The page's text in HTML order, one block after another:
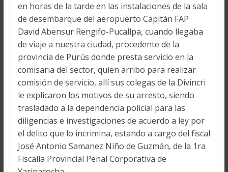
en horas de la tarde en las instalaciones de la sala
de desembarque del aeropuerto Capitán FAP
David Abensur Rengifo-Pucallpa, cuando llegaba
de viaje a nuestra ciudad, procedente de la
provincia de Purús donde presta servicio en la
comisaria del sector, quien arribo para realizar
comisión de servicio, allí sus colegas de la Divincri
le explicaron los motivos de su arresto, siendo
trasladado a la dependencia policial para las
diligencias e investigaciones de acuerdo a ley por
el delito que lo incrimina, estando a cargo del fiscal
José Antonio Samanez Niño de Guzmán, de la 1ra
Fiscalía Provincial Penal Corporativa de